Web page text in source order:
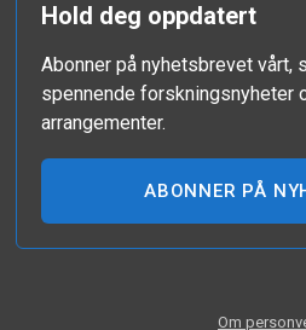
Hold deg oppdatert
Abonner på nyhetsbrevet vårt,
spennende forskningsnyheter
arrangementer.
ABONNER PÅ
Om